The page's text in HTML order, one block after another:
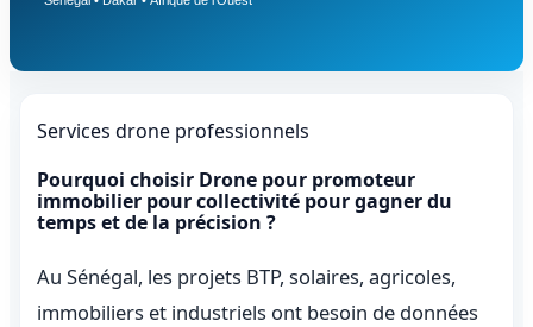
Services drone professionnels
Pourquoi choisir Drone pour promoteur
immobilier pour collectivité pour gagner du
temps et de la précision ?
Au Sénégal, les projets BTP, solaires, agricoles,
immobiliers et industriels ont besoin de données